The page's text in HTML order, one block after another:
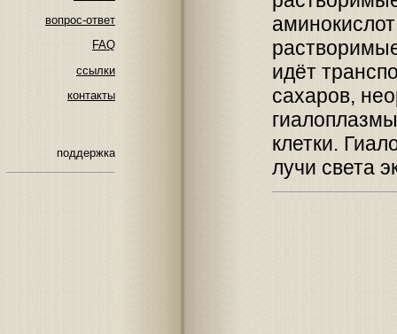
вопрос-ответ
FAQ
ссылки
контакты
поддержка
идёт
сахаров,
клетки.
лучи света